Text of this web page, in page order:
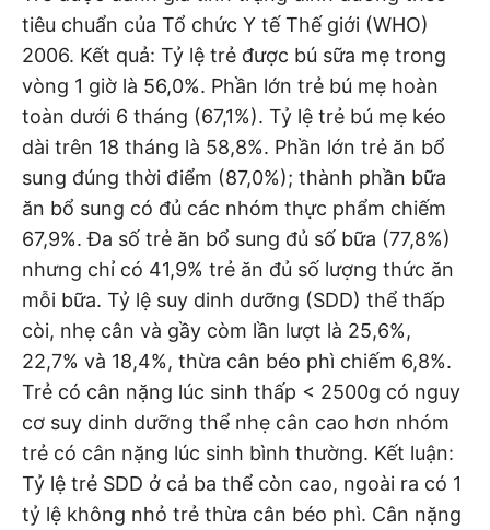
tiêu chuẩn của Tổ chức Y tế Thế giới (WHO)
2006. Kết quả: Tỷ lệ trẻ được bú sữa mẹ trong
vòng 1 giờ là 56,0%. Phần lớn trẻ bú mẹ hoàn
toàn dưới 6 tháng (67,1%). Tỷ lệ trẻ bú mẹ kéo
dài trên 18 tháng là 58,8%. Phần lớn trẻ ăn bổ
sung đúng thời điểm (87,0%); thành phần bữa
ăn bổ sung có đủ các nhóm thực phẩm chiếm
67,9%. Đa số trẻ ăn bổ sung đủ số bữa (77,8%)
nhưng chỉ có 41,9% trẻ ăn đủ số lượng thức ăn
mỗi bữa. Tỷ lệ suy dinh dưỡng (SDD) thể thấp
còi, nhẹ cân và gầy còm lần lượt là 25,6%,
22,7% và 18,4%, thừa cân béo phì chiếm 6,8%.
Trẻ có cân nặng lúc sinh thấp < 2500g có nguy
cơ suy dinh dưỡng thể nhẹ cân cao hơn nhóm
trẻ có cân nặng lúc sinh bình thường. Kết luận:
Tỷ lệ trẻ SDD ở cả ba thể còn cao, ngoài ra có 1
tỷ lệ không nhỏ trẻ thừa cân béo phì. Cân nặng